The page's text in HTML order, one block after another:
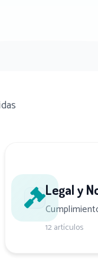
Legal y
12 artículos